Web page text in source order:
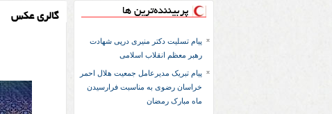
پربیننده‌ترین ها
پیام تسلیت دکتر منیری درپی شهادت
رهبر معظم انقلاب اسلامی
پیام تبریک مدیرعامل جمعیت هلال احمر
خراسان رضوی به مناسبت فرارسیدن
ماه مبارک رمضان
گالری عکس